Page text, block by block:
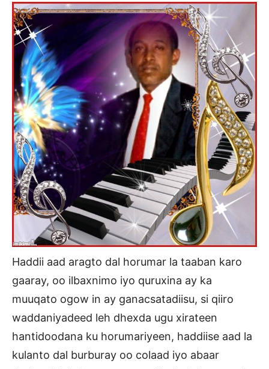
Haddii aad aragto dal horumar la taaban karo
gaaray, oo ilbaxnimo iyo quruxina ay ka
muuqato ogow in ay ganacsatadiisu, si qiiro
waddaniyadeed leh dhexda ugu xirateen
hantidoodana ku horumariyeen, haddiise aad la
kulanto dal burburay oo colaad iyo abaar